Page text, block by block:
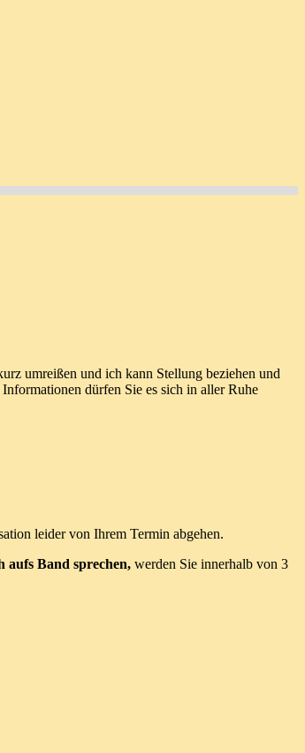
umreißen und ich kann Stellung beziehen und
dürfen Sie es sich in aller Ruhe
leider von Ihrem Termin abgehen.
aufs Band sprechen, werden Sie innerhalb von 3